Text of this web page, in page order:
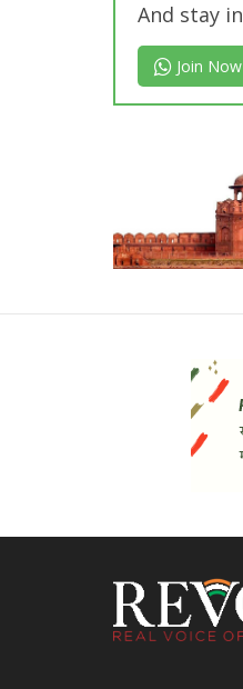
And stay
Join Now